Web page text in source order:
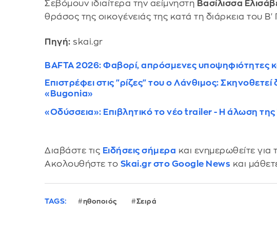
Σεβόμουν ιδιαίτερα την αείμνηστη Βασίλισσα
θράσος της οικογένειάς της κατά τη διάρκεια του
Πηγή: skai.gr
BAFTA 2026: Φαβορί, απρόσμενες υποψηφιότητες
Επιστρέφει στις "ρίζες" του ο Λάνθιμος:
«Bugonia»
«Οδύσσεια»: Επιβλητικό το νέο trailer - Η άλωση
Διαβάστε τις Ειδήσεις σήμερα και ενημερωθείτε
Ακολουθήστε το Skai.gr στο Google News και
TAGS: ηθοποιός Σειρά